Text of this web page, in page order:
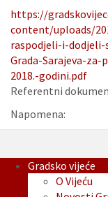
https://
content/uploads/
raspodjeli-i-
Grada-Sarajeva-
2018.-godini.pdf
Referentni
Napomena:
Gradsko vijeće
O Vijeću